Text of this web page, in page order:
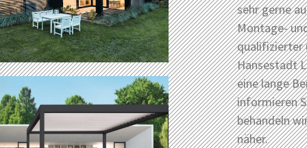
sehr gerne
Montage-
qualifizierter
Hansestadt
eine lange
informieren
behandeln
näher.